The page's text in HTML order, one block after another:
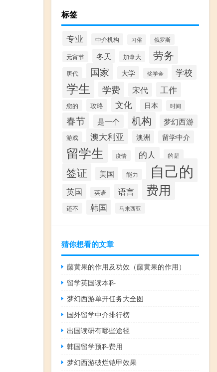
标签
专业 中介机构 习俗 俄罗斯
元宵节 冬天 加拿大 劳务
唐代 国家 大学 奖学金 学校
学生 学费 宋代 工作
您的 攻略 文化 日本 时间
春节 是一个 机构 梦幻西游
游戏 澳大利亚 澳洲 留学中介
留学生 疫情 的人 的是
签证 美国 能力 自己的
英国 英语 语言 费用
还不 韩国 马来西亚
猜你想看的文章
藤黄果的作用及功效（藤黄果的作用）
留学英国读本科
梦幻西游单开任务大全图
国外留学中介排行榜
出国读研有哪些途径
韩国留学预科费用
梦幻西游破烂铠甲效果